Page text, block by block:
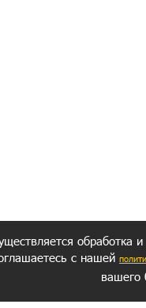
обработка
с нашей
вашего